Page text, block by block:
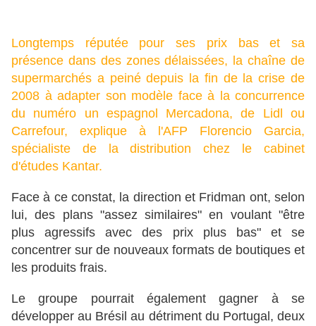
Longtemps réputée pour ses prix bas et sa
présence dans des zones délaissées, la chaîne de
supermarchés a peiné depuis la fin de la crise de
2008 à adapter son modèle face à la concurrence
du numéro un espagnol Mercadona, de Lidl ou
Carrefour, explique à l'AFP Florencio Garcia,
spécialiste de la distribution chez le cabinet
d'études Kantar.
Face à ce constat, la direction et Fridman ont, selon
lui, des plans "assez similaires" en voulant "être
plus agressifs avec des prix plus bas" et se
concentrer sur de nouveaux formats de boutiques et
les produits frais.
Le groupe pourrait également gagner à se
développer au Brésil au détriment du Portugal, deux